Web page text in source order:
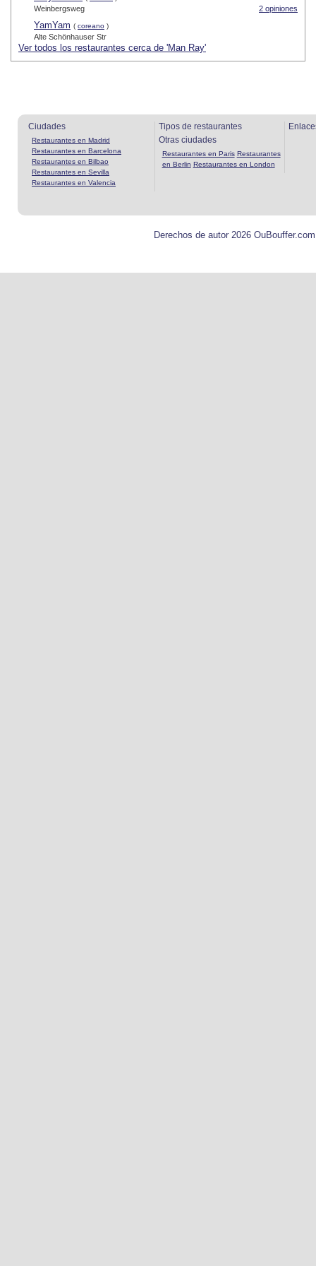
2 opiniones
Weinbergsweg
YamYam ( coreano )
Alte Schönhauser Str
Ver todos los restaurantes cerca de 'Man Ray'
Ciudades
Restaurantes en Madrid
Restaurantes en Barcelona
Restaurantes en Bilbao
Restaurantes en Sevilla
Restaurantes en Valencia
Tipos de restaurantes
Otras ciudades
Restaurantes en Paris Restaurantes
en Berlin Restaurantes en London
Derechos de autor 2026